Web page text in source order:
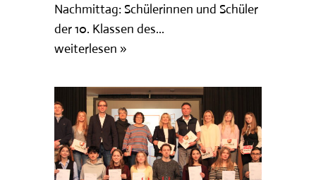
Nachmittag: Schülerinnen und Schüler
der 10. Klassen des...
weiterlesen »